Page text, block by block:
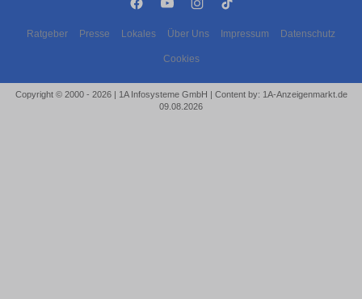
Ratgeber Presse Lokales Über Uns Impressum Datenschutz
Cookies
Copyright © 2000 - 2026 | 1A Infosysteme GmbH | Content by: 1A-Anzeigenmarkt.de
09.08.2026